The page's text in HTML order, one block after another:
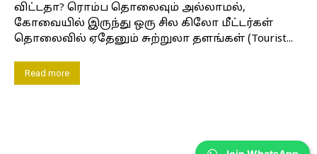
விட்டதா? ரொம்ப தொலைவும் அல்லாமல்,
கோவையில் இருந்து ஒரு சில கிலோ மீட்டர்கள்
தொலைவில் ஏதேனும் சுற்றுலா தளங்கள் (Tourist...
Read more